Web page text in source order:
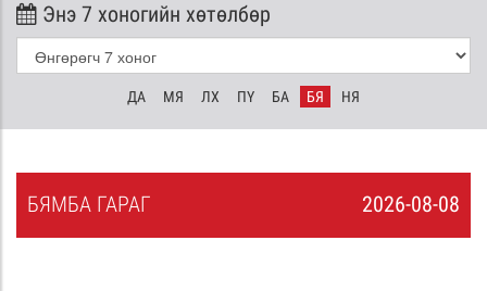
Энэ 7 хоногийн хөтөлбөр
ДА МЯ ЛХ ПҮ БА БЯ НЯ
2026-08-08
БЯМБА ГАРАГ